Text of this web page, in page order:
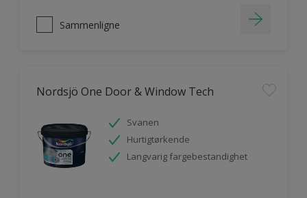
Sammenligne
Nordsjö One Door & Window Tech
Svanen
Hurtigtørkende
Langvarig fargebestandighet